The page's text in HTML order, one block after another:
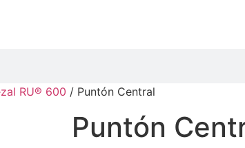
RU® 600 / Puntón Central
Puntón